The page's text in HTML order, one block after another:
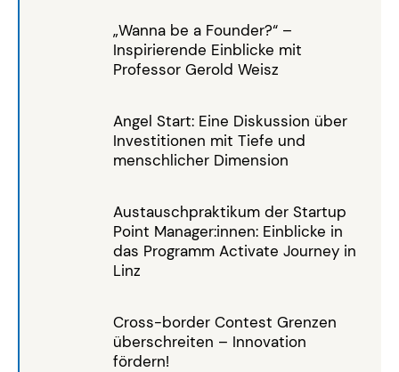
„Wanna be a Founder?“ –
Inspirierende Einblicke mit
Professor Gerold Weisz
Angel Start: Eine Diskussion über
Investitionen mit Tiefe und
menschlicher Dimension
Austauschpraktikum der Startup
Point Manager:innen: Einblicke in
das Programm Activate Journey in
Linz
Cross-border Contest Grenzen
überschreiten – Innovation
fördern!